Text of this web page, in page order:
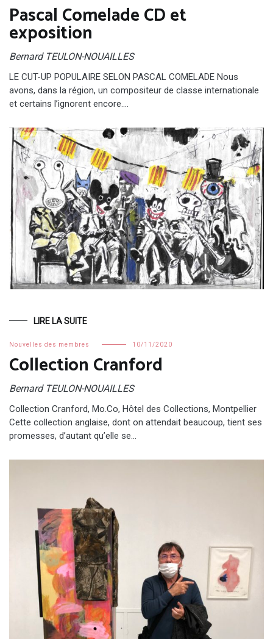
Pascal Comelade CD et
exposition
Bernard TEULON-NOUAILLES
LE CUT-UP POPULAIRE SELON PASCAL COMELADE Nous
avons, dans la région, un compositeur de classe internationale
et certains l’ignorent encore.…
LIRE LA SUITE
Nouvelles des membres 10/11/2020
Collection Cranford
Bernard TEULON-NOUAILLES
Collection Cranford, Mo.Co, Hôtel des Collections, Montpellier
Cette collection anglaise, dont on attendait beaucoup, tient ses
promesses, d’autant qu’elle se…